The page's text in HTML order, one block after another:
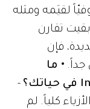
لقيَمه ومثله
تقارن
فإن
جداً. • ما
-
كلياً. لم